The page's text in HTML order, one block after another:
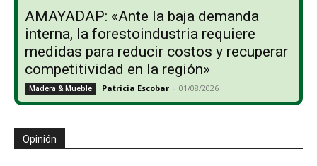
AMAYADAP: «Ante la baja demanda
interna, la forestoindustria requiere
medidas para reducir costos y recuperar
competitividad en la región»
Madera & Mueble Patricia Escobar - 01/08/2026
Opinión